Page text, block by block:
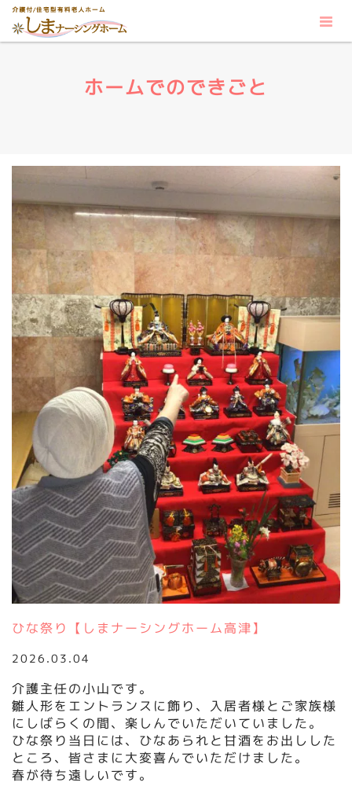
ホームでのできごと
ひな祭り【しまナーシングホーム高津】
2026.03.04
介護主任の小山です。
雛人形をエントランスに飾り、入居者様とご家族様
にしばらくの間、楽しんでいただいていました。
ひな祭り当日には、ひなあられと甘酒をお出しした
ところ、皆さまに大変喜んでいただけました。
春が待ち遠しいです。